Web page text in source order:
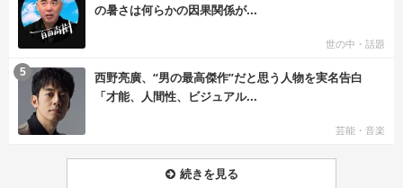
の暑さは何らかの因果関係が...
世の中・話題
西野亮廣、“男の最高傑作”だと思う人物を実名告白
「才能、人間性、ビジュアル...
芸能・音楽
5
続きを見る